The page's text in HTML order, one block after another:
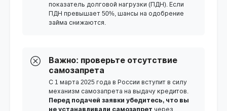
показатель долговой нагрузки (ПДН). Если
ПДН превышает 50%, шансы на одобрение
займа снижаются.
Важно: проверьте отсутствие
самозапрета
С 1 марта 2025 года в России вступит в силу
механизм самозапрета на выдачу кредитов.
Перед подачей заявки убедитесь, что вы
не устанавливали самозапрет через